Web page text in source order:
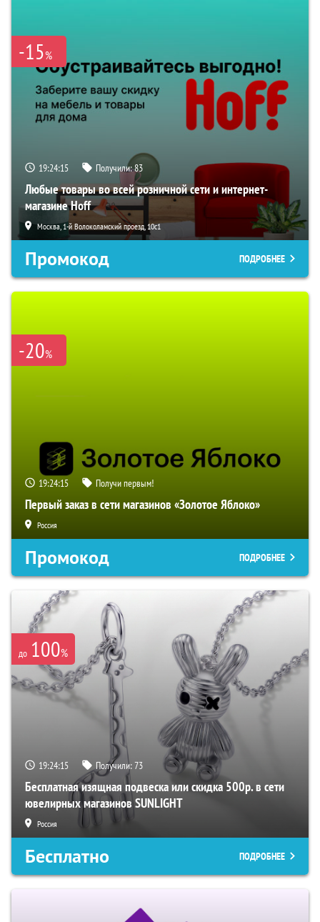
-15%
19:24:15 Получили:83
Любые товары во всей розничной сети и интернет-
магазине Hoff
Москва, 1-й Волоколамский проезд, 10с1
Промокод ПОДРОБНЕЕ
-20%
19:24:15 Получи первым!
Первый заказ в сети магазинов «Золотое Яблоко»
Россия
Промокод ПОДРОБНЕЕ
до 100%
19:24:15 Получили:73
Бесплатная изящная подвеска или скидка 500р. в сети
ювелирных магазинов SUNLIGHT
Россия
Бесплатно ПОДРОБНЕЕ